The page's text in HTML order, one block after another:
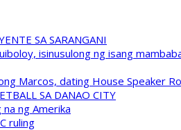
SA SARANGANI
isinusulong ng isang
Marcos, dating House Speaker
SA DANAO CITY
ng Amerika
ruling